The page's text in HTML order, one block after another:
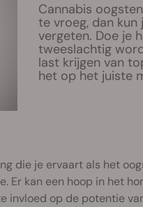
Cannabis
te vroeg, dan
vergeten. Doe je
tweeslachtig
last krijgen van
het op het juiste
die je ervaart als het
Er kan een hoop in het
invloed op de potentie